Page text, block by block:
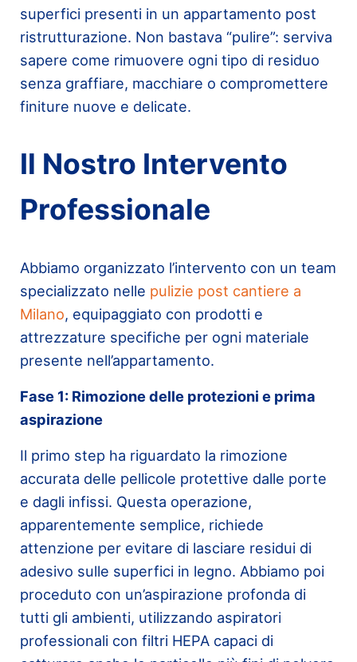
superfici presenti in un appartamento post
ristrutturazione. Non bastava “pulire”: serviva
sapere come rimuovere ogni tipo di residuo
senza graffiare, macchiare o compromettere
finiture nuove e delicate.
Il Nostro Intervento
Professionale
Abbiamo organizzato l’intervento con un team
specializzato nelle pulizie post cantiere a
Milano, equipaggiato con prodotti e
attrezzature specifiche per ogni materiale
presente nell’appartamento.
Fase 1: Rimozione delle protezioni e prima
aspirazione
Il primo step ha riguardato la rimozione
accurata delle pellicole protettive dalle porte
e dagli infissi. Questa operazione,
apparentemente semplice, richiede
attenzione per evitare di lasciare residui di
adesivo sulle superfici in legno. Abbiamo poi
proceduto con un’aspirazione profonda di
tutti gli ambienti, utilizzando aspiratori
professionali con filtri HEPA capaci di